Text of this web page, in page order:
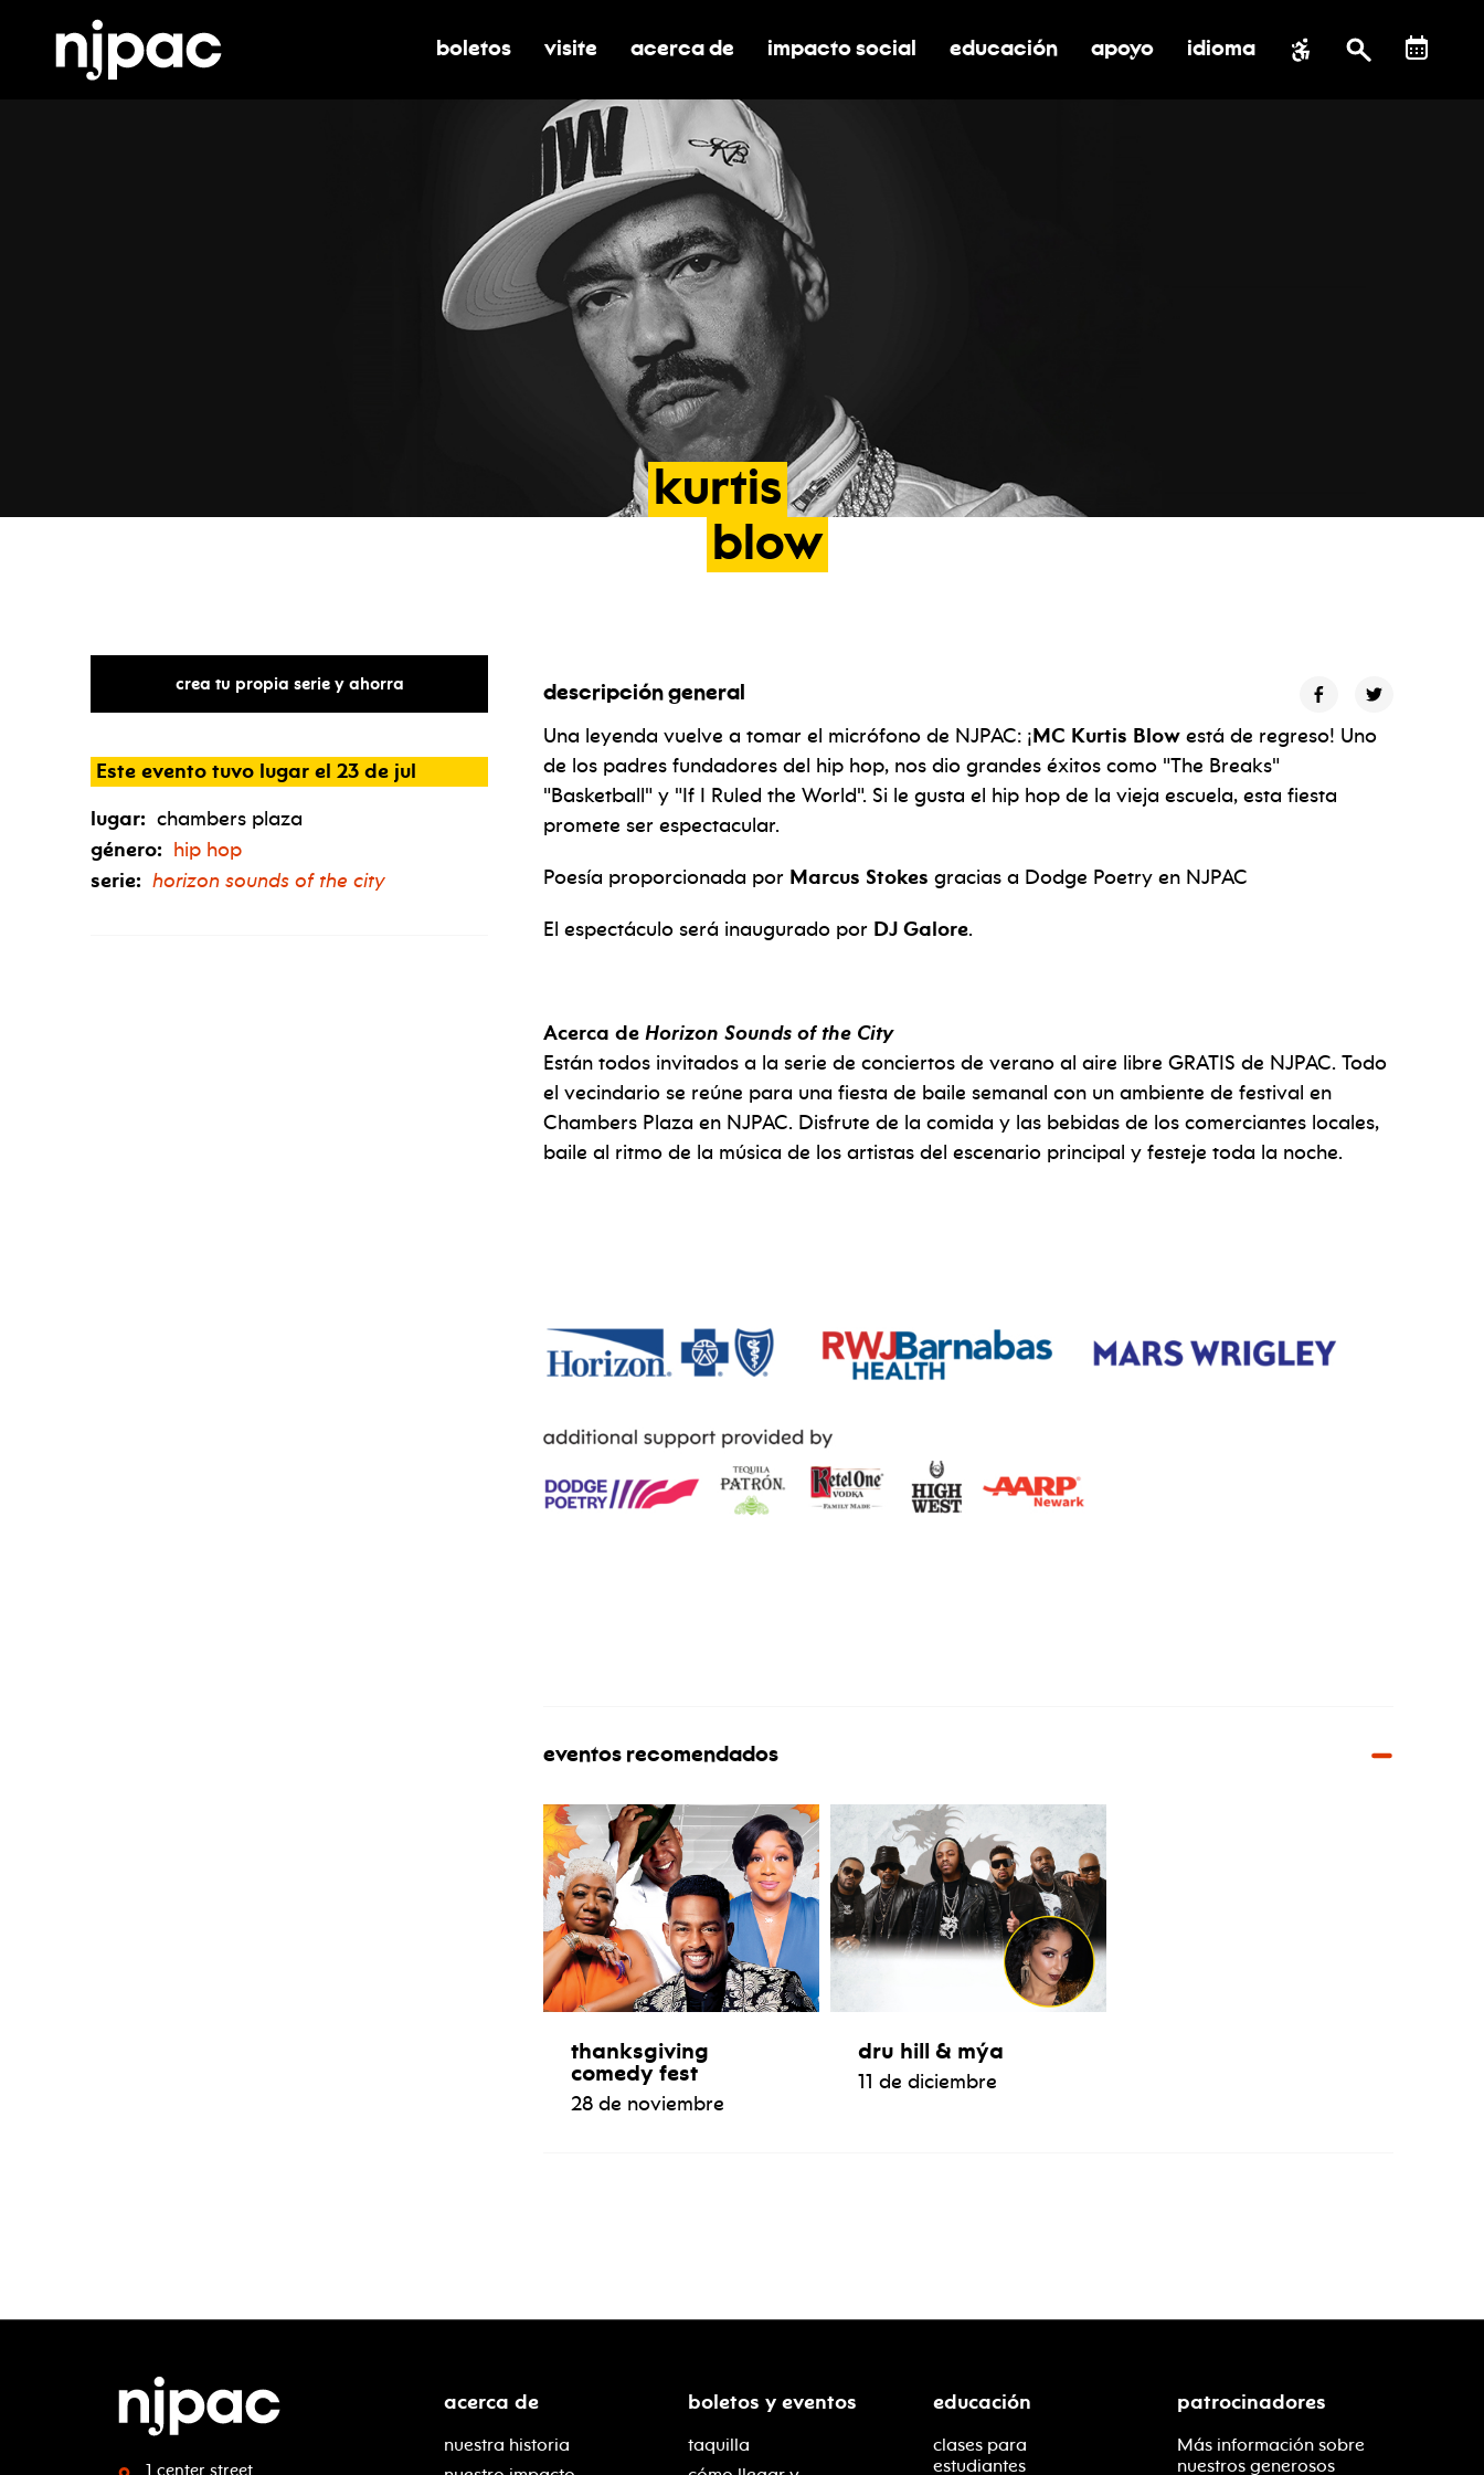
alternar submenú de boletos
boletos alternar submenú de visite
visite alternar submenú de acerca de
acerca de activar/desactivar el submenú de impacto social
impacto social alternar submenú de educación
educación alternar submenú de asistencia
apoyo idioma
kurtis
blow
crea tu propia serie y ahorra
Este evento tuvo lugar el 23 de jul
lugar: chambers plaza
género: hip hop
serie: horizon sounds of the city
descripción general
Una leyenda vuelve a tomar el micrófono de NJPAC: ¡MC Kurtis Blow está de regreso! Uno
de los padres fundadores del hip hop, nos dio grandes éxitos como "The Breaks"
"Basketball" y "If I Ruled the World". Si le gusta el hip hop de la vieja escuela, esta fiesta
promete ser espectacular.
Poesía proporcionada por Marcus Stokes gracias a Dodge Poetry en NJPAC
El espectáculo será inaugurado por DJ Galore.
Acerca de Horizon Sounds of the City
Están todos invitados a la serie de conciertos de verano al aire libre GRATIS de NJPAC. Todo
el vecindario se reúne para una fiesta de baile semanal con un ambiente de festival en
Chambers Plaza en NJPAC. Disfrute de la comida y las bebidas de los comerciantes locales,
baile al ritmo de la música de los artistas del escenario principal y festeje toda la noche.
eventos recomendados
thanksgiving
comedy fest
28 de noviembre
dru hill & mýa
11 de diciembre
1 center street
acerca de
nuestra historia
boletos y eventos
taquilla
educación
clases para
estudiantes
patrocinadores
Más información sobre
nuestros generosos